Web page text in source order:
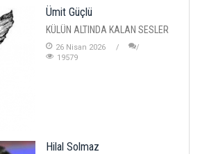
Ümit Güçlü
KÜLÜN ALTINDA KALAN SESLER
26 Nisan 2026
19579
Hilal Solmaz